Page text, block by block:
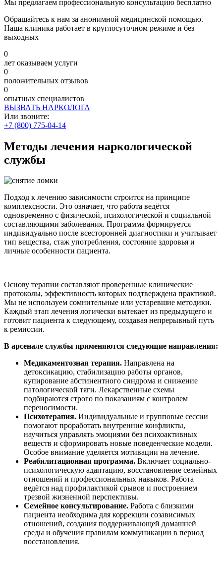
Мы предлагаем профессиональную консультацию бесплатно
Обращайтесь к нам за анонимной медицинской помощью.
Наша клиника работает в круглосуточном режиме и без
выходных
0
лет оказываем услуги
0
положительных отзывов
0
опытных специалистов
ВЫЗВАТЬ НАРКОЛОГА
Или звоните:
+7 (800) 775-04-14
Методы лечения наркологической
службы
Подход к лечению зависимости строится на принципе
комплексности. Это означает, что работа ведётся
одновременно с физической, психологической и социальной
составляющими заболевания. Программа формируется
индивидуально после всесторонней диагностики и учитывает
тип вещества, стаж употребления, состояние здоровья и
личные особенности пациента.
Основу терапии составляют проверенные клинические
протоколы, эффективность которых подтверждена практикой.
Мы не используем сомнительные или устаревшие методики.
Каждый этап лечения логически вытекает из предыдущего и
готовит пациента к следующему, создавая непрерывный путь
к ремиссии.
В арсенале службы применяются следующие направления:
Медикаментозная терапия. Направлена на
детоксикацию, стабилизацию работы органов,
купирование абстинентного синдрома и снижение
патологической тяги. Лекарственные схемы
подбираются строго по показаниям с контролем
переносимости.
Психотерапия. Индивидуальные и групповые сессии
помогают проработать внутренние конфликты,
научиться управлять эмоциями без психоактивных
веществ и сформировать новые поведенческие модели.
Особое внимание уделяется мотивации на лечение.
Реабилитационная программа. Включает социально-
психологическую адаптацию, восстановление семейных
отношений и профессиональных навыков. Работа
ведётся над профилактикой срывов и построением
трезвой жизненной перспективы.
Семейное консультирование. Работа с близкими
пациента необходима для коррекции созависимых
отношений, создания поддерживающей домашней
среды и обучения правилам коммуникации в период
восстановления.